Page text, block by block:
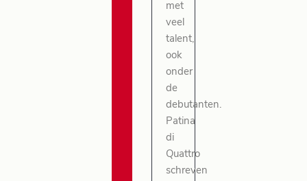
met
veel
talent,
ook
onder
de
debutanten.
Patina
di
Quattro
schreven